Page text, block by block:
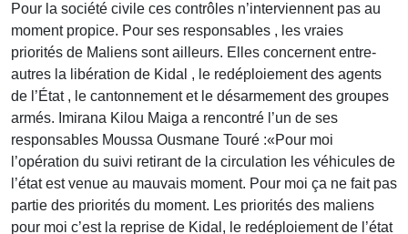
Pour la société civile ces contrôles n’interviennent pas au
moment propice. Pour ses responsables , les vraies
priorités de Maliens sont ailleurs. Elles concernent entre-
autres la libération de Kidal , le redéploiement des agents
de l’État , le cantonnement et le désarmement des groupes
armés. Imirana Kilou Maiga a rencontré l’un de ses
responsables Moussa Ousmane Touré :«Pour moi
l’opération du suivi retirant de la circulation les véhicules de
l’état est venue au mauvais moment. Pour moi ça ne fait pas
partie des priorités du moment. Les priorités des maliens
pour moi c’est la reprise de Kidal, le redéploiement de l’état